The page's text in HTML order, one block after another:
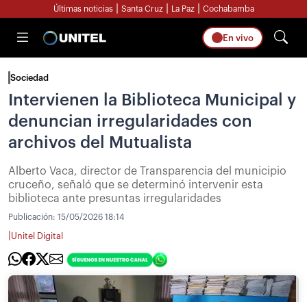
Últimas noticias Santa Cruz La Paz Cochabamba
En vivo
Sociedad
Intervienen la Biblioteca Municipal y
denuncian irregularidades con
archivos del Mutualista
Alberto Vaca, director de Transparencia del municipio
cruceño, señaló que se determinó intervenir esta
biblioteca ante presuntas irregularidades
Publicación: 15/05/2026 18:14
Unitel Digital